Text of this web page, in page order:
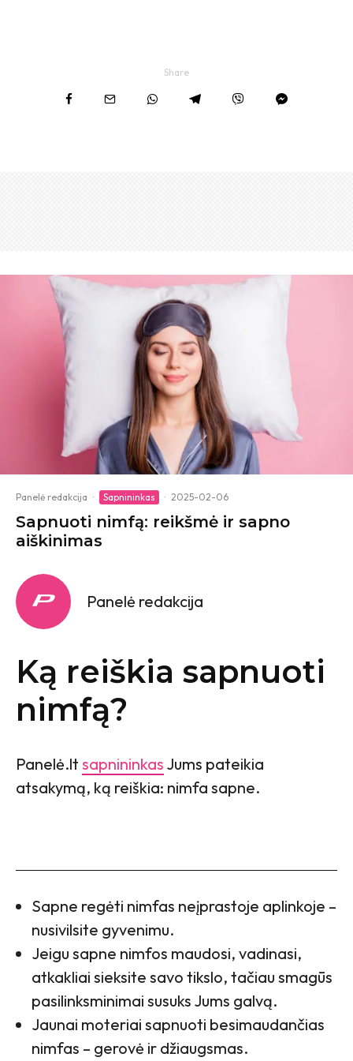
Share
Panelė redakcija · Sapnininkas · 2025-02-06
Sapnuoti nimfą: reikšmė ir sapno
aiškinimas
Panelė redakcija
Ką reiškia sapnuoti
nimfą?
Panelė.lt sapnininkas Jums pateikia
atsakymą, ką reiškia: nimfa sapne.
Sapne regėti nimfas neįprastoje aplinkoje –
nusivilsite gyvenimu.
Jeigu sapne nimfos maudosi, vadinasi,
atkakliai sieksite savo tikslo, tačiau smagūs
pasilinksminimai susuks Jums galvą.
Jaunai moteriai sapnuoti besimaudančias
nimfas – gerovė ir džiaugsmas.